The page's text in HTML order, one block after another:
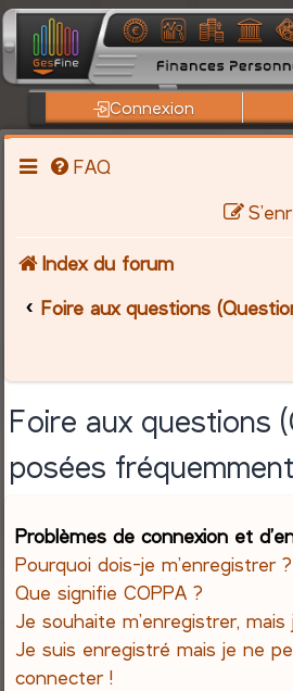
Connexion
FAQ
Index du forum
Foire aux questions
Foire aux questions
posées
Problèmes de connexion et
Pourquoi dois-je m’enregistrer ?
Que signifie COPPA ?
Je souhaite m’enregistrer, mais
Je suis enregistré mais je ne
connecter !